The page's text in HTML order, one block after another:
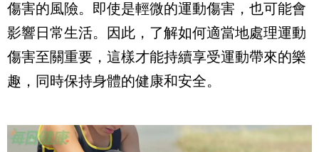
傷害的風險。即使是輕微的運動傷害，也可能會
影響日常生活。因此，了解如何適當地處理運動
傷害至關重要，這樣才能持續享受運動帶來的樂
趣，同時保持身體的健康和安全。